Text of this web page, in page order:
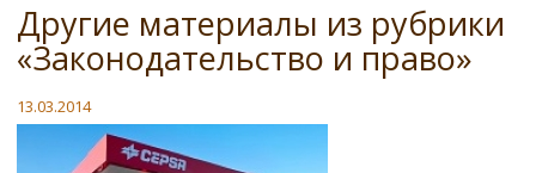
Другие материалы из рубрики
«Законодательство и право»
13.03.2014